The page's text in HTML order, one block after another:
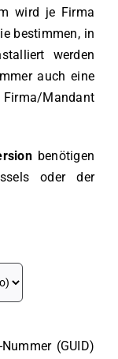
wird je Firma
bestimmen, in
werden
auch eine
Mandant
benötigen
oder der
(GUID)